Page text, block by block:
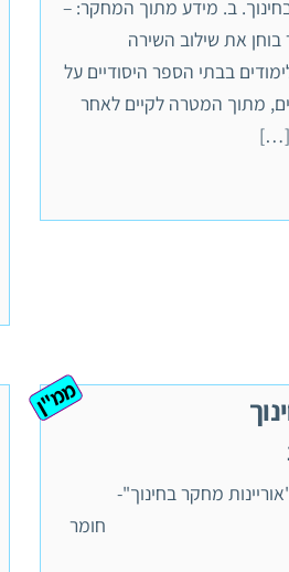
ב. מידע מתוך המחקר: –
את שילוב השירה
בבתי הספר היסודיים על
מתוך המטרה לקיים לאחר
[…]
ממ"ן
הקורס: "אוריינות מחקר בחינוך"-
חומר